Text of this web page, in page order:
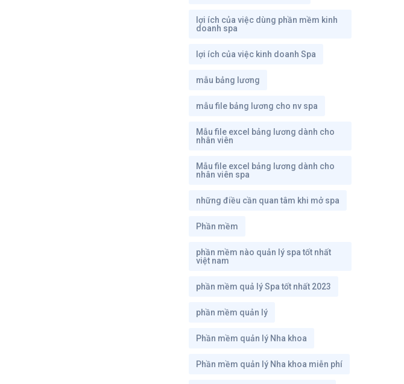
lợi ích của việc dùng phần mềm kinh
doanh spa
lợi ích của việc kinh doanh Spa
mẫu bảng lương
mẫu file bảng lương cho nv spa
Mẫu file excel bảng lương dành cho
nhân viên
Mẫu file excel bảng lương dành cho
nhân viên spa
những điều cần quan tâm khi mở spa
Phần mềm
phần mềm nào quản lý spa tốt nhất
việt nam
phần mềm quả lý Spa tốt nhất 2023
phần mềm quản lý
Phần mềm quản lý Nha khoa
Phần mềm quản lý Nha khoa miễn phí